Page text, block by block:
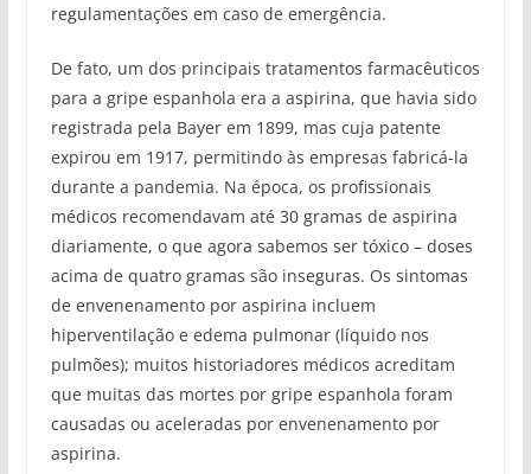
regulamentações em caso de emergência.
De fato, um dos principais tratamentos farmacêuticos
para a gripe espanhola era a aspirina, que havia sido
registrada pela Bayer em 1899, mas cuja patente
expirou em 1917, permitindo às empresas fabricá-la
durante a pandemia. Na época, os profissionais
médicos recomendavam até 30 gramas de aspirina
diariamente, o que agora sabemos ser tóxico – doses
acima de quatro gramas são inseguras. Os sintomas
de envenenamento por aspirina incluem
hiperventilação e edema pulmonar (líquido nos
pulmões); muitos historiadores médicos acreditam
que muitas das mortes por gripe espanhola foram
causadas ou aceleradas por envenenamento por
aspirina.